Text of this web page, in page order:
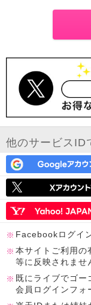
他のサービスID
Facebookログイ
本サイトご利用の
等に反映されませ
既にライブでゴ
会員ログインフォ